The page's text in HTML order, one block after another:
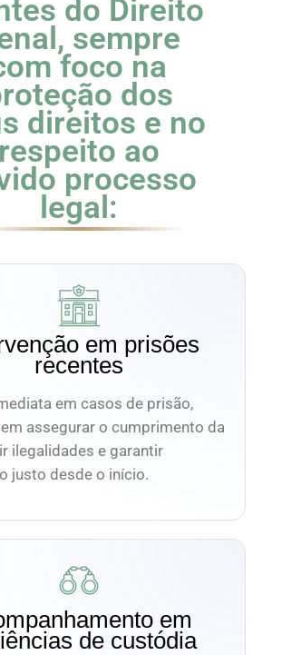
do Direito
sempre
foco na
dos
direitos e no
respeito ao
processo
legal:
em prisões
recentes
em casos de prisão,
assegurar o cumprimento da
ilegalidades e garantir
justo desde o início.
em
de custódia